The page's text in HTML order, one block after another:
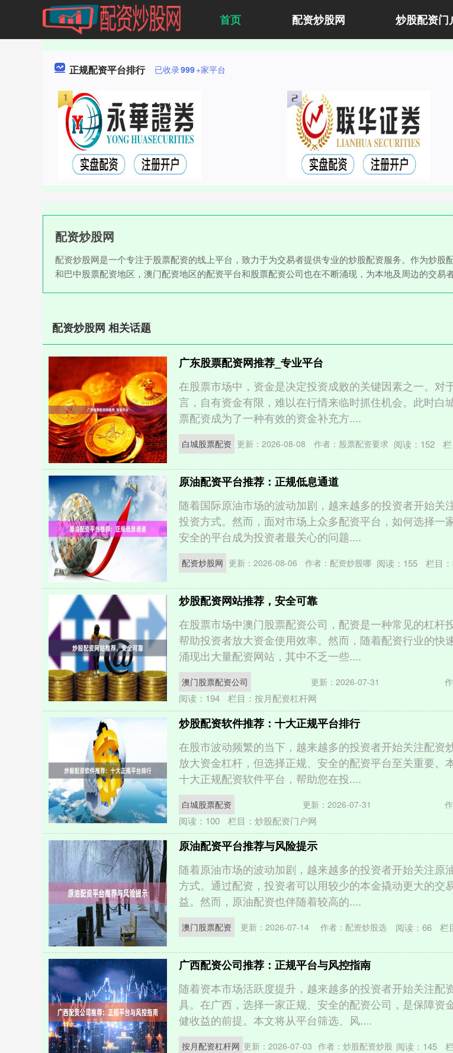
首页 配资炒股网 炒股配资门
正规配资平台排行 已收录999+家平台
配资炒股网
配资炒股网是一个专注于股票配资的线上平台，致力于为交易者提供专业的炒股配资服务。作为炒
和巴中股票配资地区，澳门配资地区的配资平台和股票配资公司也在不断涌现，为本地及周边的交易者
配资炒股网 相关话题
广东股票配资网推荐_专业平台
在股票市场中，资金是决定投资成败的关键因素之一。对
言，自有资金有限，难以在行情来临时抓住机会。此时白
票配资成为了一种有效的资金补充方....
白城股票配资 更新：2026-08-08 作者：股票配资要求 阅读： 152 栏
原油配资平台推荐：正规低息通道
随着国际原油市场的波动加剧，越来越多的投资者开始关
投资方式。然而，面对市场上众多配资平台，如何选择一
安全的平台成为投资者最关心的问题....
配资炒股网 更新：2026-08-06 作者：配资炒股哪 阅读： 155 栏目：
炒股配资网站推荐，安全可靠
在股票市场中澳门股票配资公司，配资是一种常见的杠杆
帮助投资者放大资金使用效率。然而，随着配资行业的快
涌现出大量配资网站，其中不乏一些....
澳门股票配资公司 更新：2026-07-31
阅读： 194 栏目： 按月配资杠杆网
炒股配资软件推荐：十大正规平台排行
在股市波动频繁的当下，越来越多的投资者开始关注配资
放大资金杠杆，但选择正规、安全的配资平台至关重要。
十大正规配资软件平台，帮助您在投....
白城股票配资 更新：2026-07-31
阅读： 100 栏目： 炒股配资门户网
原油配资平台推荐与风险提示
随着原油市场的波动加剧，越来越多的投资者开始关注原
方式。通过配资，投资者可以用较少的本金撬动更大的交
益。然而，原油配资也伴随着较高的....
澳门股票配资 更新：2026-07-14 作者：配资炒股选 阅读： 66 栏
广西配资公司推荐：正规平台与风控指南
随着资本市场活跃度提升，越来越多的投资者开始关注配
具。在广西，选择一家正规、安全的配资公司，是保障资
健收益的前提。本文将从平台筛选、风....
按月配资杠杆网 更新：2026-07-03 作者：炒股配资炒股 阅读： 145